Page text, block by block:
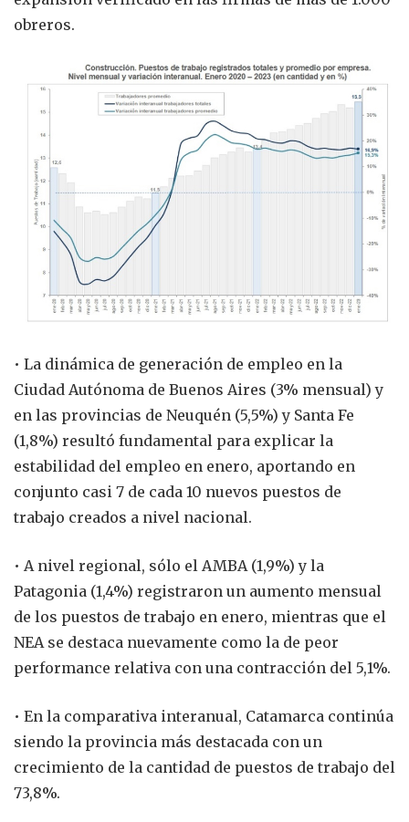
obreros.
• La dinámica de generación de empleo en la
Ciudad Autónoma de Buenos Aires (3% mensual) y
en las provincias de Neuquén (5,5%) y Santa Fe
(1,8%) resultó fundamental para explicar la
estabilidad del empleo en enero, aportando en
conjunto casi 7 de cada 10 nuevos puestos de
trabajo creados a nivel nacional.
• A nivel regional, sólo el AMBA (1,9%) y la
Patagonia (1,4%) registraron un aumento mensual
de los puestos de trabajo en enero, mientras que el
NEA se destaca nuevamente como la de peor
performance relativa con una contracción del 5,1%.
• En la comparativa interanual, Catamarca continúa
siendo la provincia más destacada con un
crecimiento de la cantidad de puestos de trabajo del
73,8%.